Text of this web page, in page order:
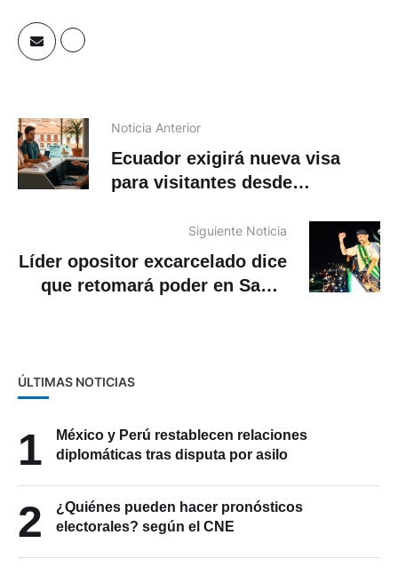
Noticia Anterior
Ecuador exigirá nueva visa
para visitantes desde
Siguiente Noticia
Líder opositor excarcelado dice
que retomará poder en Santa
ÚLTIMAS NOTICIAS
1
México y Perú restablecen relaciones
diplomáticas tras disputa por asilo
2
¿Quiénes pueden hacer pronósticos
electorales? según el CNE